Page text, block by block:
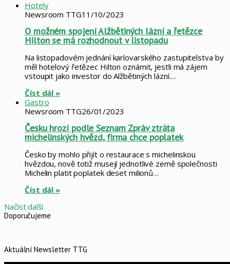
Hotely
Newsroom TTG11/10/2023
O možném spojení Alžbětiných lázní a řetězce
Hilton se má rozhodnout v listopadu
Na listopadovém jednání karlovarského zastupitelstva by
měl hotelový řetězec Hilton oznámit, jestli má zájem
vstoupit jako investor do Alžbětiných lázní.…
Číst dál »
Gastro
Newsroom TTG26/01/2023
Česku hrozí podle Seznam Zpráv ztráta
michelinských hvězd, firma chce poplatek
Česko by mohlo přijít o restaurace s michelinskou
hvězdou, nově totiž musejí jednotlivé země společnosti
Michelin platit poplatek deset milionů…
Číst dál »
Načíst další
Doporučujeme
Aktuální Newsletter TTG